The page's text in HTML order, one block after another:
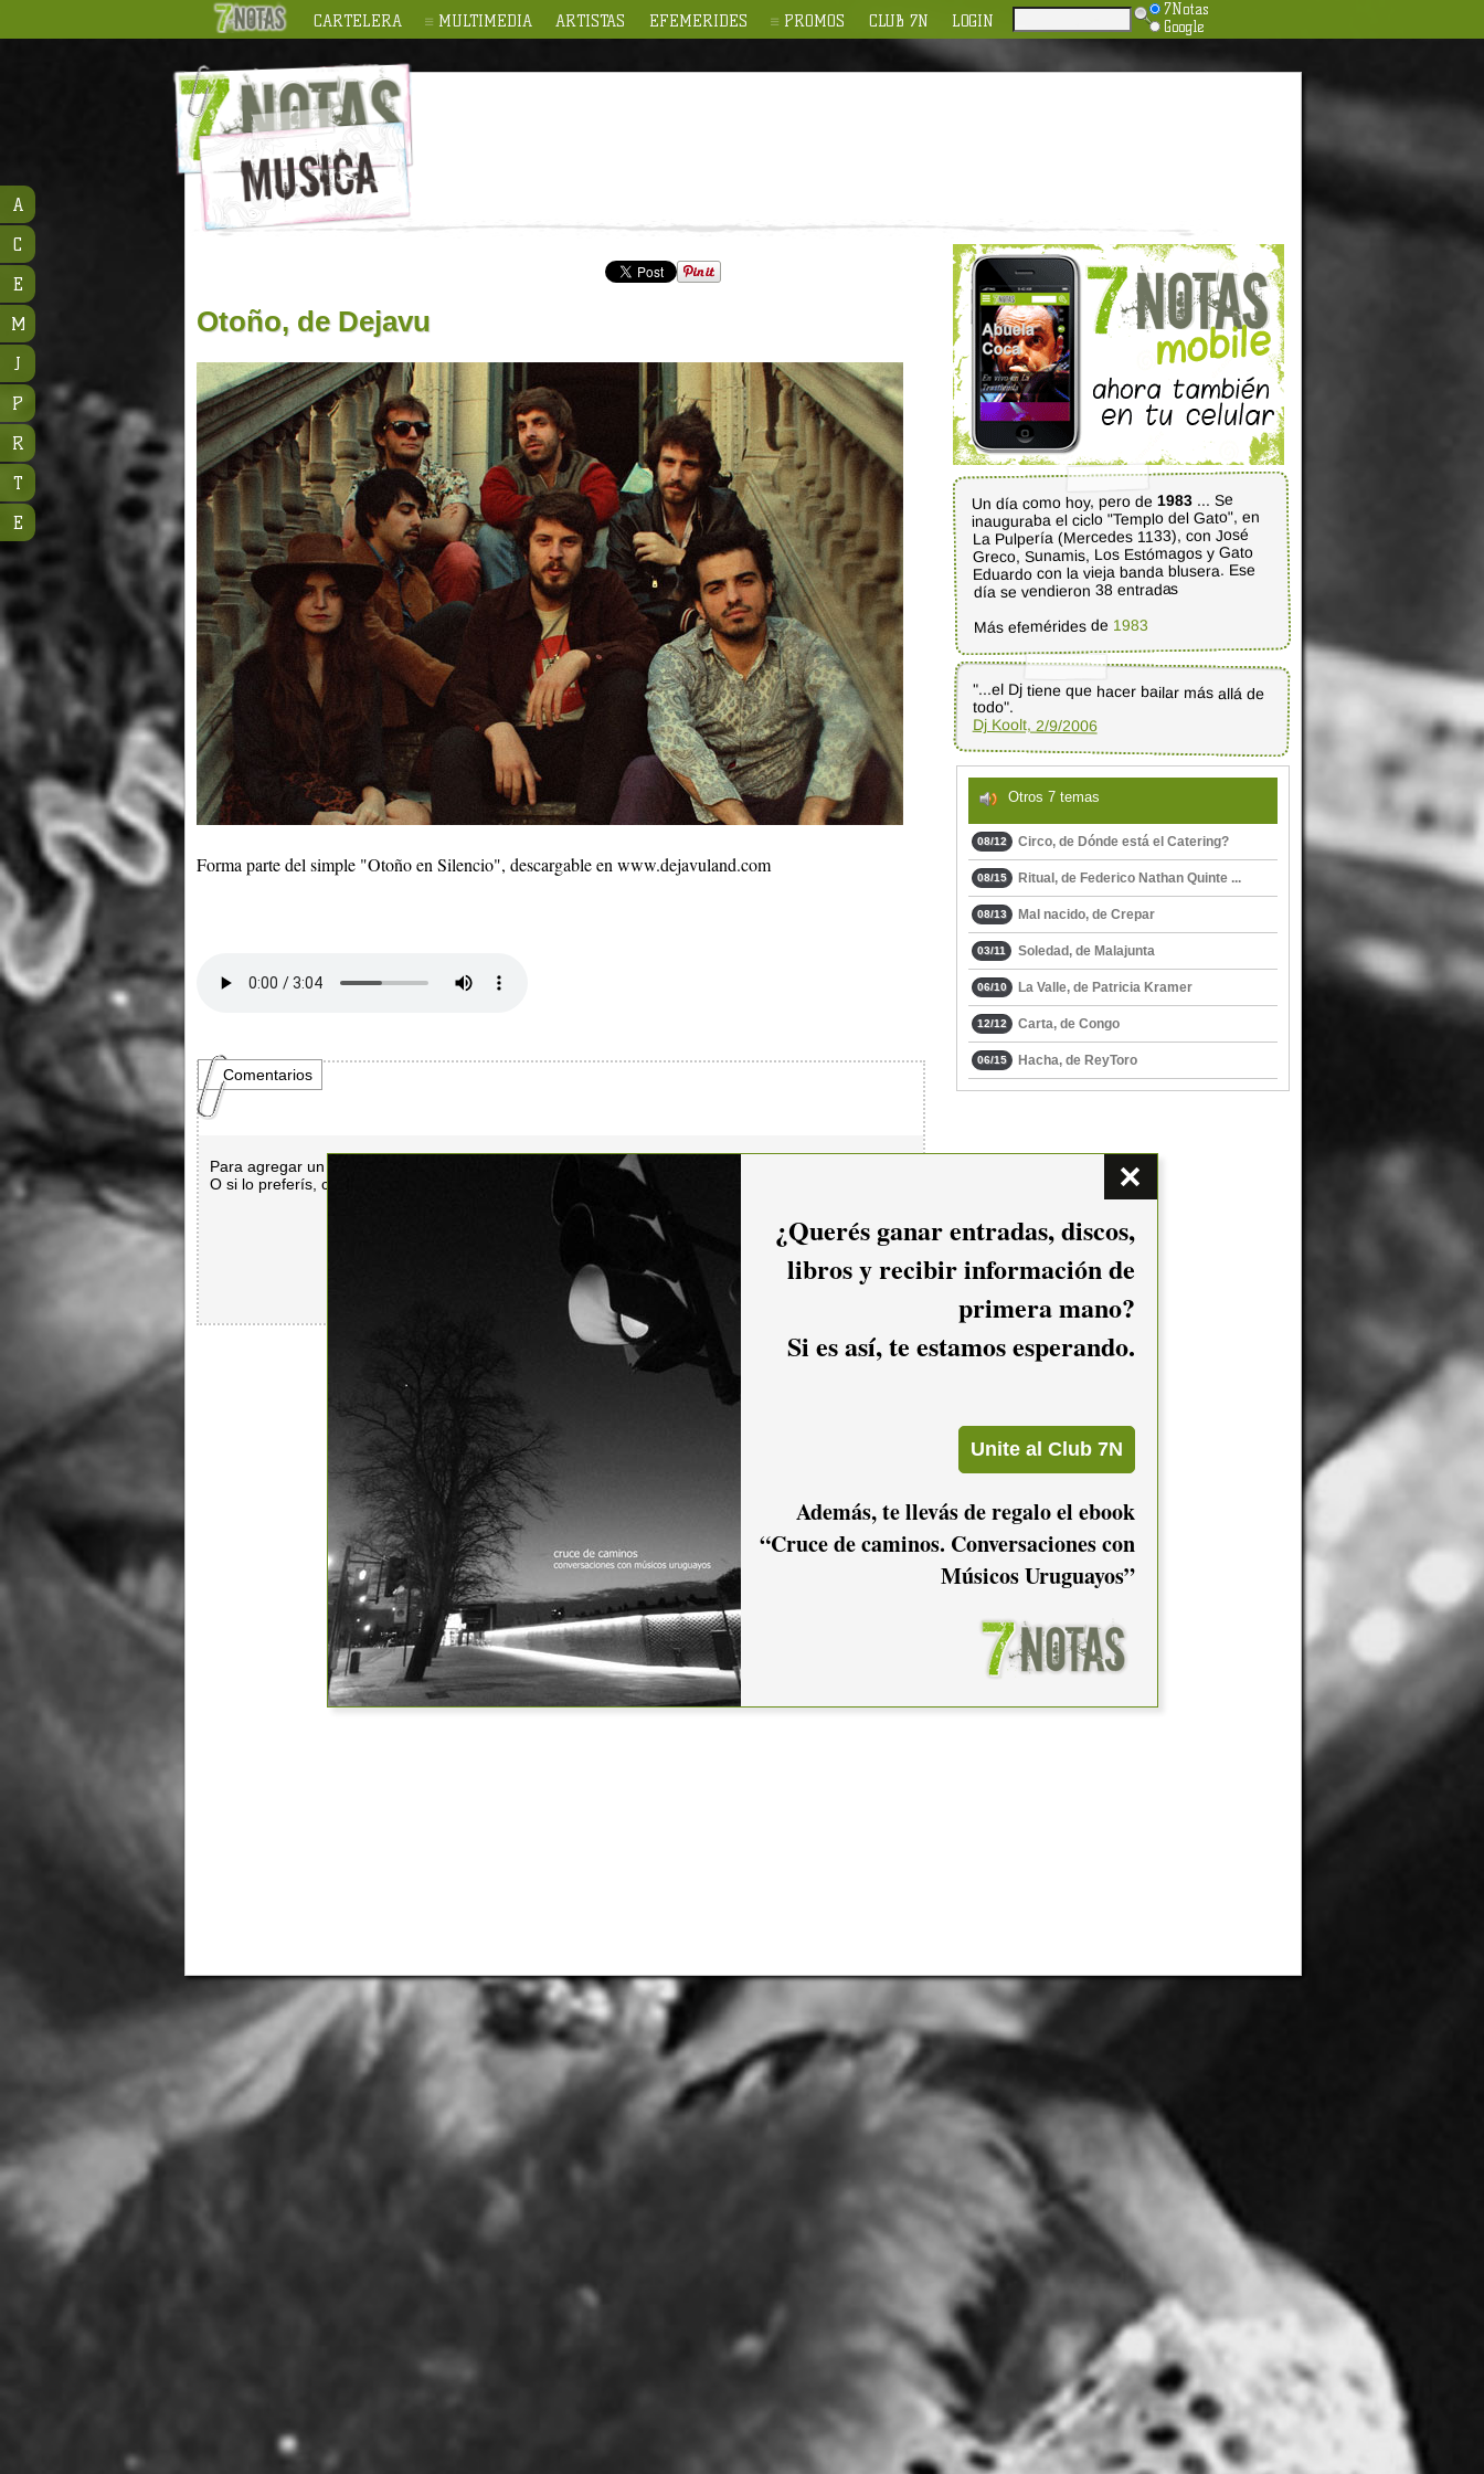
CARTELERA MULTIMEDIA ARTISTAS EFEMERIDES PROMOS CLUB 7N LOGIN
7Notas
Google
Otoño, de Dejavu
Forma parte del simple "Otoño en Silencio", descargable en www.dejavuland.com
Comentarios
Para agregar un comentario es necesario hacer
login.
O si lo preferís, con
Un día como hoy, pero de1983 ... Se
inauguraba el ciclo "Templo del Gato", en
La Pulpería (Mercedes 1133), con José
Greco, Sunamis, Los Estómagos y Gato
Eduardo con la vieja banda blusera. Ese
día se vendieron 38 entradas
Más efemérides de 1983
"...el Dj tiene que hacer bailar más allá de
todo".
Dj Koolt, 2/9/2006
Otros 7 temas
08/12 Circo, de Dónde está el Catering?
08/15 Ritual, de Federico Nathan Quinte ...
08/13 Mal nacido, de Crepar
03/11 Soledad, de Malajunta
06/10 La Valle, de Patricia Kramer
12/12 Carta, de Congo
06/15 Hacha, de ReyToro
A
C
E
M
J
P
R
T
E
¿Querés ganar entradas, discos,
libros y recibir información de
primera mano?
Si es así, te estamos esperando.
Además, te llevás de regalo el ebook
“Cruce de caminos. Conversaciones con
Músicos Uruguayos”